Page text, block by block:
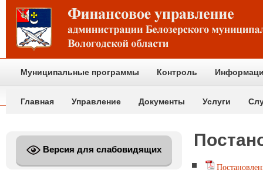
Муниципальные программы Контроль
Главная Управление Документы Услуги
Версия для слабовидящих